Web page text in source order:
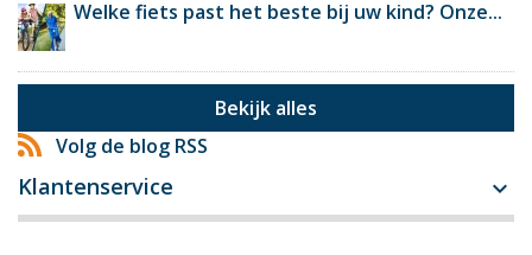
Welke fiets past het beste bij uw kind? Onze...
Bekijk alles
Volg de blog RSS
Klantenservice 